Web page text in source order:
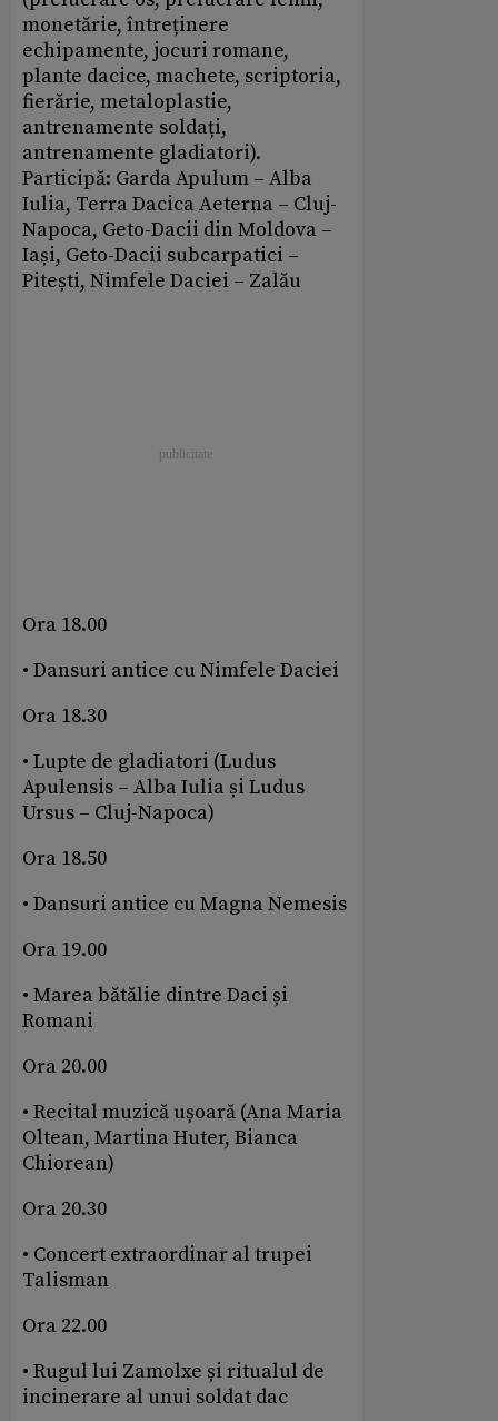
monetărie, întreținere
echipamente, jocuri romane,
plante dacice, machete, scriptoria,
fierărie, metaloplastie,
antrenamente soldați,
antrenamente gladiatori).
Participă: Garda Apulum – Alba
Iulia, Terra Dacica Aeterna – Cluj-
Napoca, Geto-Dacii din Moldova –
Iași, Geto-Dacii subcarpatici –
Pitești, Nimfele Daciei – Zalău
Ora 18.00
• Dansuri antice cu Nimfele Daciei
Ora 18.30
• Lupte de gladiatori (Ludus
Apulensis – Alba Iulia și Ludus
Ursus – Cluj-Napoca)
Ora 18.50
• Dansuri antice cu Magna Nemesis
Ora 19.00
• Marea bătălie dintre Daci și
Romani
Ora 20.00
• Recital muzică ușoară (Ana Maria
Oltean, Martina Huter, Bianca
Chiorean)
Ora 20.30
• Concert extraordinar al trupei
Talisman
Ora 22.00
• Rugul lui Zamolxe și ritualul de
incinerare al unui soldat dac